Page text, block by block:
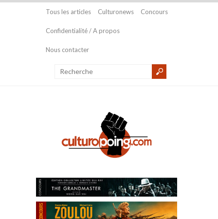
Tous les articles Culturonews Concours
Confidentialité / A propos
Nous contacter